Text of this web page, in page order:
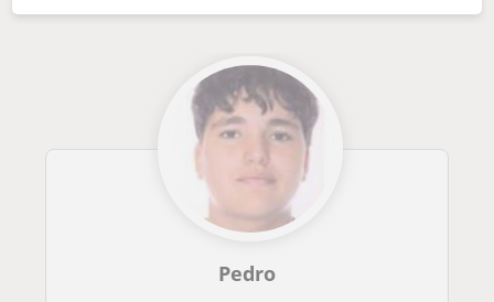
Pedro